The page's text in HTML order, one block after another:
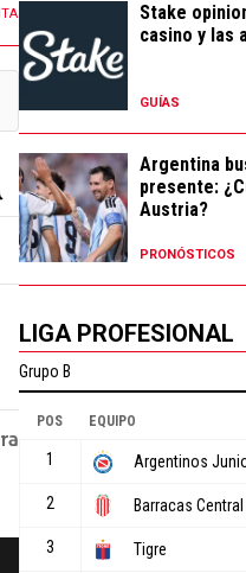
Stake
casino y las
GUÍAS
Argentina
presente:
Austria?
PRONÓSTICOS
LIGA PROFESIONAL